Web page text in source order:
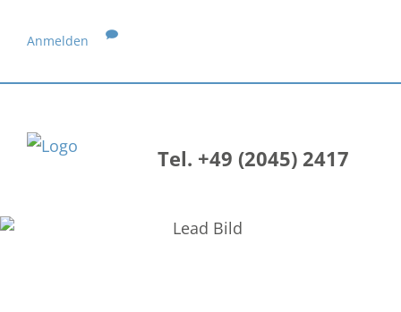
Anmelden
Tel. +49 (2045) 2417